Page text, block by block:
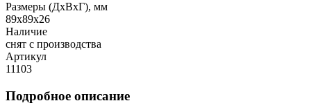
Размеры (ДхВхГ), мм
89x89x26
Наличие
снят с производства
Артикул
11103
Подробное описание